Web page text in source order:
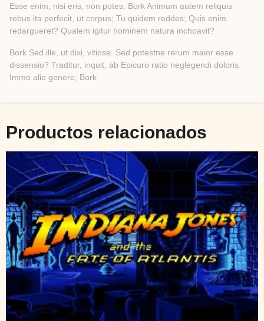
Esse enim, nisi eris, non potes. Bork Animum autem reliquis
rebus ita perfecit, ut corpus; Tu quidem reddes; Quis enim
redargueret? Qualem igitur hominem natura inchoavit?
Bork Sed ille, ut dixi, vitiose. Sed potestne rerum maior esse
dissensio? Traditur, inquit, ab Epicuro ratio neglegendi doloris.
Immo alio genere; Bork
Productos relacionados